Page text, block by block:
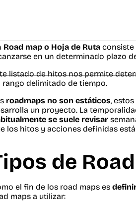
es un
Road map o Hoja de Ruta consiste
en un determinado plazo
listado de hitos nos permite
rango delimitado de tiempo.
roadmaps no son estáticos,
un proyecto. La
se suele revisar
los hitos y acciones definidas
de
el fin de los road maps es
maps a utilizar: